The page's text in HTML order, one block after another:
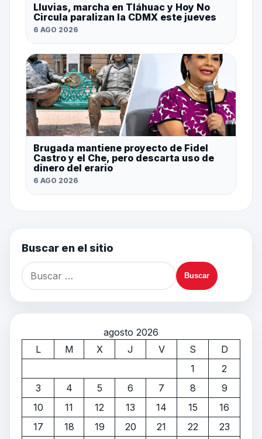
Lluvias, marcha en Tláhuac y Hoy No
Circula paralizan la CDMX este jueves
6 AGO 2026
Brugada mantiene proyecto de Fidel
Castro y el Che, pero descarta uso de
dinero del erario
6 AGO 2026
Buscar en el sitio
agosto 2026
L
M X J V S
D
1
2
3
4 5 6 7 8
9
10
11 12 13 14 15
16
17
18 19 20 21 22
23